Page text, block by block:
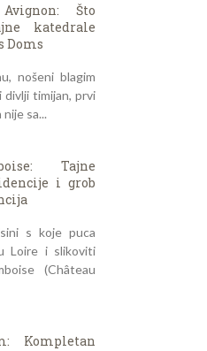
Što
katedrale
Doms
nošeni blagim
divlji timijan, prvi
sa...
Tajne
i grob
s koje puca
Loire i slikoviti
(Château
Kompletan